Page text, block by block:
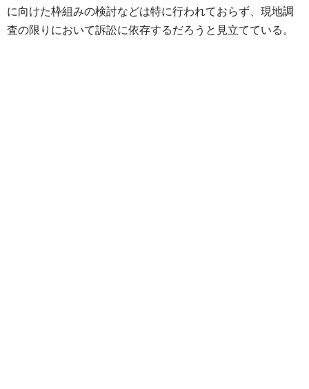
に向けた枠組みの検討などは特に行われておらず、現地調
査の限りにおいて訴訟に依存するだろうと見立てている。